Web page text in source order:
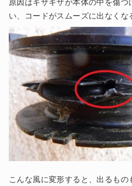
原因はギザギザが本体の中を傷つ
い、コードがスムーズに出なくな
こんな風に変形すると、出るもの